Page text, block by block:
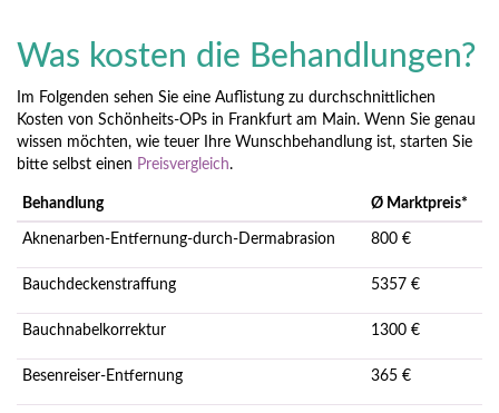
Was kosten die Behandlungen?
Im Folgenden sehen Sie eine Auflistung zu durchschnittlichen
Kosten von Schönheits-OPs in Frankfurt am Main. Wenn Sie genau
wissen möchten, wie teuer Ihre Wunschbehandlung ist, starten Sie
bitte selbst einen Preisvergleich.
Behandlung Ø Marktpreis*
Aknenarben-Entfernung-durch-Dermabrasion 800 €
Bauchdeckenstraffung 5357 €
Bauchnabelkorrektur 1300 €
Besenreiser-Entfernung 365 €